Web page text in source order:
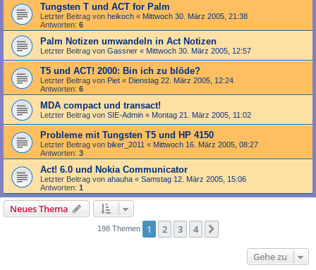
Tungsten T und ACT for Palm
Letzter Beitrag von heikoch « Mittwoch 30. März 2005, 21:38
Antworten: 6
Palm Notizen umwandeln in Act Notizen
Letzter Beitrag von Gassner « Mittwoch 30. März 2005, 12:57
T5 und ACT! 2000: Bin ich zu blöde?
Letzter Beitrag von Piet « Dienstag 22. März 2005, 12:24
Antworten: 6
MDA compact und transact!
Letzter Beitrag von SIE-Admin « Montag 21. März 2005, 11:02
Probleme mit Tungsten T5 und HP 4150
Letzter Beitrag von biker_2011 « Mittwoch 16. März 2005, 08:27
Antworten: 3
Act! 6.0 und Nokia Communicator
Letzter Beitrag von ahauha « Samstag 12. März 2005, 15:06
Antworten: 1
Neues Thema
198 Themen 1 2 3 4
Gehe zu